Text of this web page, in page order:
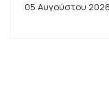
05 Αυγούστου 2026